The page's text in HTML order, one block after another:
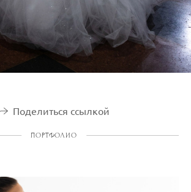
Поделиться ссылкой
ПОРТФОЛИО